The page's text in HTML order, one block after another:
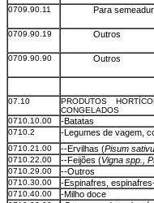
0709.90.11 Para
0709.90.19 Outros
0709.90.90 Outros
07.10
PRODUTOS
CONGELADOS
0710.10.00
-Batatas
0710.2 -Legumes de vagem,
0710.21.00 --Ervilhas (Pisum
0710.22.00 --Feijões (Vigna spp.,
0710.29.00 --Outros
0710.30.00 -Espinafres,
0710.40.00 -Milho doce